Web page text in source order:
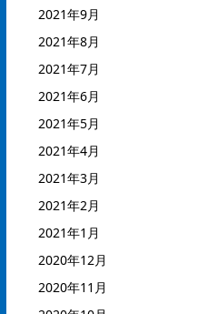
2021年9月
2021年8月
2021年7月
2021年6月
2021年5月
2021年4月
2021年3月
2021年2月
2021年1月
2020年12月
2020年11月